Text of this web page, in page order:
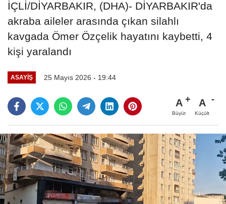
İÇLİ/DİYARBAKIR, (DHA)- DİYARBAKIR'da
akraba aileler arasında çıkan silahlı
kavgada Ömer Özçelik hayatını kaybetti, 4
kişi yaralandı
ASAYIŞ 25 Mayıs 2026 - 19:44
A
Büyüt
A
Küçült